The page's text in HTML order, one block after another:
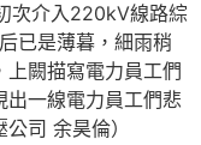
次介入220kV線路綜
已是薄暮，細雨稍
闕描寫電力員工們
出一線電力員工們悲
司 余昊倫）